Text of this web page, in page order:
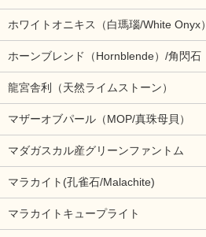
ホワイトオニキス（白瑪瑙/White Onyx）
ホーンブレンド（Hornblende）/角閃石
龍宮舎利（天然ライムストーン）
マザーオブパール（MOP/真珠母貝）
マダガスカル産グリーンファントム
マラカイト(孔雀石/Malachite)
マラカイトキュープライト